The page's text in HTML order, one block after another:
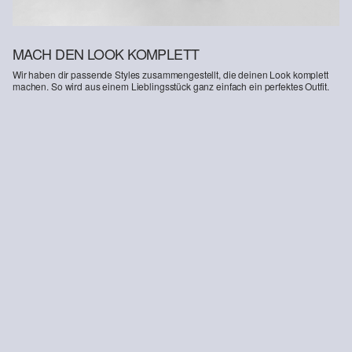
MACH DEN LOOK KOMPLETT
Wir haben dir passende Styles zusammengestellt, die deinen Look komplett
machen. So wird aus einem Lieblingsstück ganz einfach ein perfektes Outfit.